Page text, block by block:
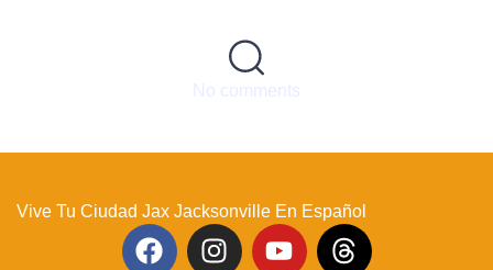
No comments
Vive Tu Ciudad Jax Jacksonville En Español